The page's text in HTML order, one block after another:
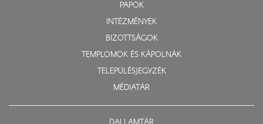
PAPOK
INTÉZMÉNYEK
BIZOTTSÁGOK
TEMPLOMOK ÉS KÁPOLNÁK
TELEPÜLÉSJEGYZÉK
MÉDIATÁR